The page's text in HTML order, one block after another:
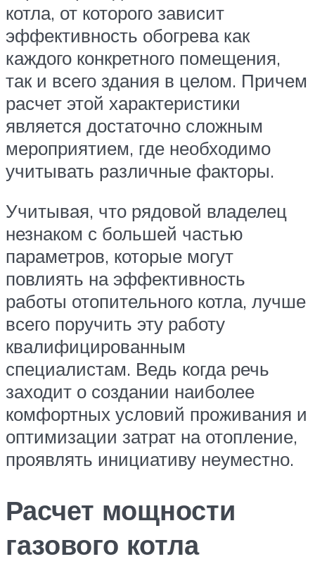
котла, от которого зависит
эффективность обогрева как
каждого конкретного помещения,
так и всего здания в целом. Причем
расчет этой характеристики
является достаточно сложным
мероприятием, где необходимо
учитывать различные факторы.
Учитывая, что рядовой владелец
незнаком с большей частью
параметров, которые могут
повлиять на эффективность
работы отопительного котла, лучше
всего поручить эту работу
квалифицированным
специалистам. Ведь когда речь
заходит о создании наиболее
комфортных условий проживания и
оптимизации затрат на отопление,
проявлять инициативу неуместно.
Расчет мощности
газового котла